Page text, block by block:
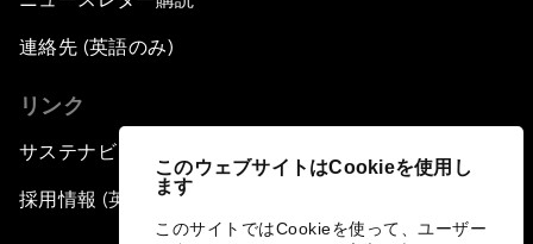
このウェブサイトはCookieを使用し
ます
このサイトではCookieを使って、ユーザー
連絡先 (英語のみ)
リンク
サステナビリティへの取り組み
採用情報 (英語のみ)